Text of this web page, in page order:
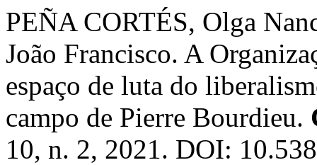
PEÑA CORTÉS, Olga
João Francisco. A
espaço de luta do
campo de Pierre Bourdieu.
10, n. 2, 2021. DOI: